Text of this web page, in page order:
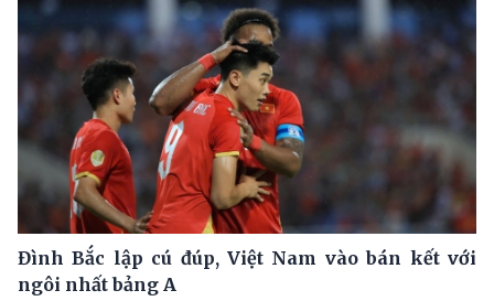
Đình Bắc lập cú đúp, Việt Nam vào bán kết với
ngôi nhất bảng A